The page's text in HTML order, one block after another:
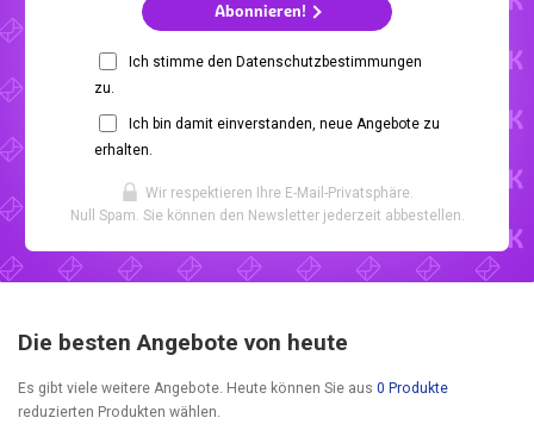
Abonnieren!
Ich stimme den Datenschutzbestimmungen
zu.
Ich bin damit einverstanden, neue Angebote zu
erhalten.
Wir respektieren Ihre E-Mail-Privatsphäre.
Null Spam. Sie können den Newsletter jederzeit abbestellen.
Die besten Angebote von heute
Es gibt viele weitere Angebote. Heute können Sie aus 0 Produkte
reduzierten Produkten wählen.